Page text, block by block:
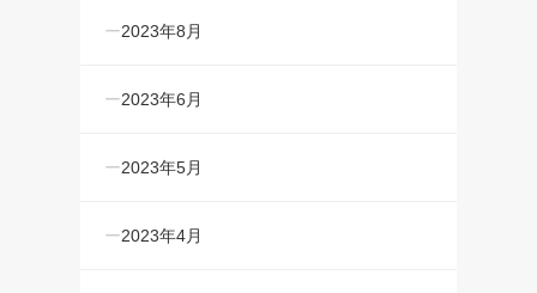
2023年8月
2023年6月
2023年5月
2023年4月